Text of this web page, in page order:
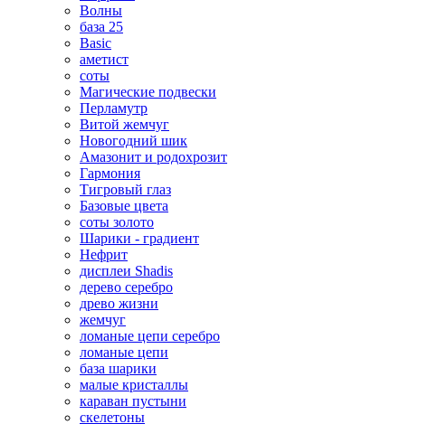
Волны
база 25
Basic
аметист
соты
Магические подвески
Перламутр
Витой жемчуг
Новогодний шик
Амазонит и родохрозит
Гармония
Тигровый глаз
Базовые цвета
соты золото
Шарики - градиент
Нефрит
дисплеи Shadis
дерево серебро
древо жизни
жемчуг
ломаные цепи серебро
ломаные цепи
база шарики
малые кристаллы
караван пустыни
скелетоны